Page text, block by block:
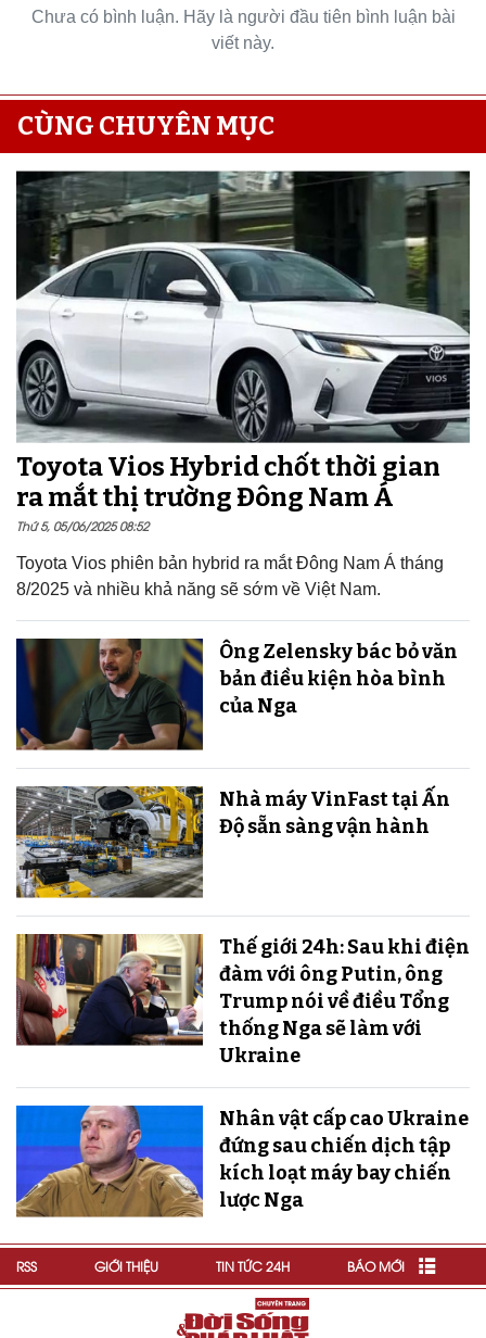
Chưa có bình luận. Hãy là người đầu tiên bình luận bài
viết này.
CÙNG CHUYÊN MỤC
Toyota Vios Hybrid chốt thời gian
ra mắt thị trường Đông Nam Á
Thứ 5, 05/06/2025 08:52
Toyota Vios phiên bản hybrid ra mắt Đông Nam Á tháng
8/2025 và nhiều khả năng sẽ sớm về Việt Nam.
Ông Zelensky bác bỏ văn
bản điều kiện hòa bình
của Nga
Nhà máy VinFast tại Ấn
Độ sẵn sàng v​​​​​​​ận hành
Thế giới 24h: Sau khi điện
đàm với ông Putin, ông
Trump nói về điều Tổng
thống Nga sẽ làm với
Ukraine
Nhân vật cấp cao Ukraine
đứng sau chiến dịch tập
kích loạt máy bay chiến
lược Nga
RSS GIỚI THIỆU TIN TỨC 24H BÁO MỚI